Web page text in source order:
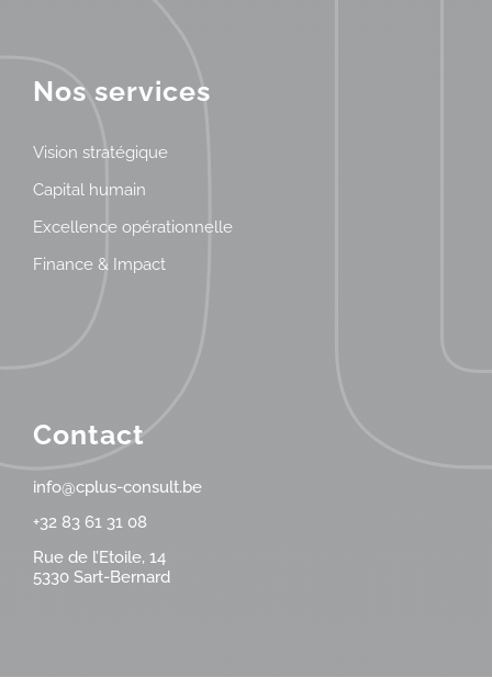
Nos services
Vision stratégique
Capital humain
Excellence opérationnelle
Finance & Impact
Contact
info@cplus-consult.be
+32 83 61 31 08
Rue de l’Etoile, 14
5330 Sart-Bernard